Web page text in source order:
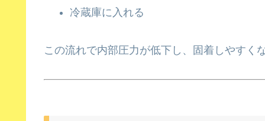
冷蔵庫に入れる
この流れで内部圧力が低下し、固着しやすく